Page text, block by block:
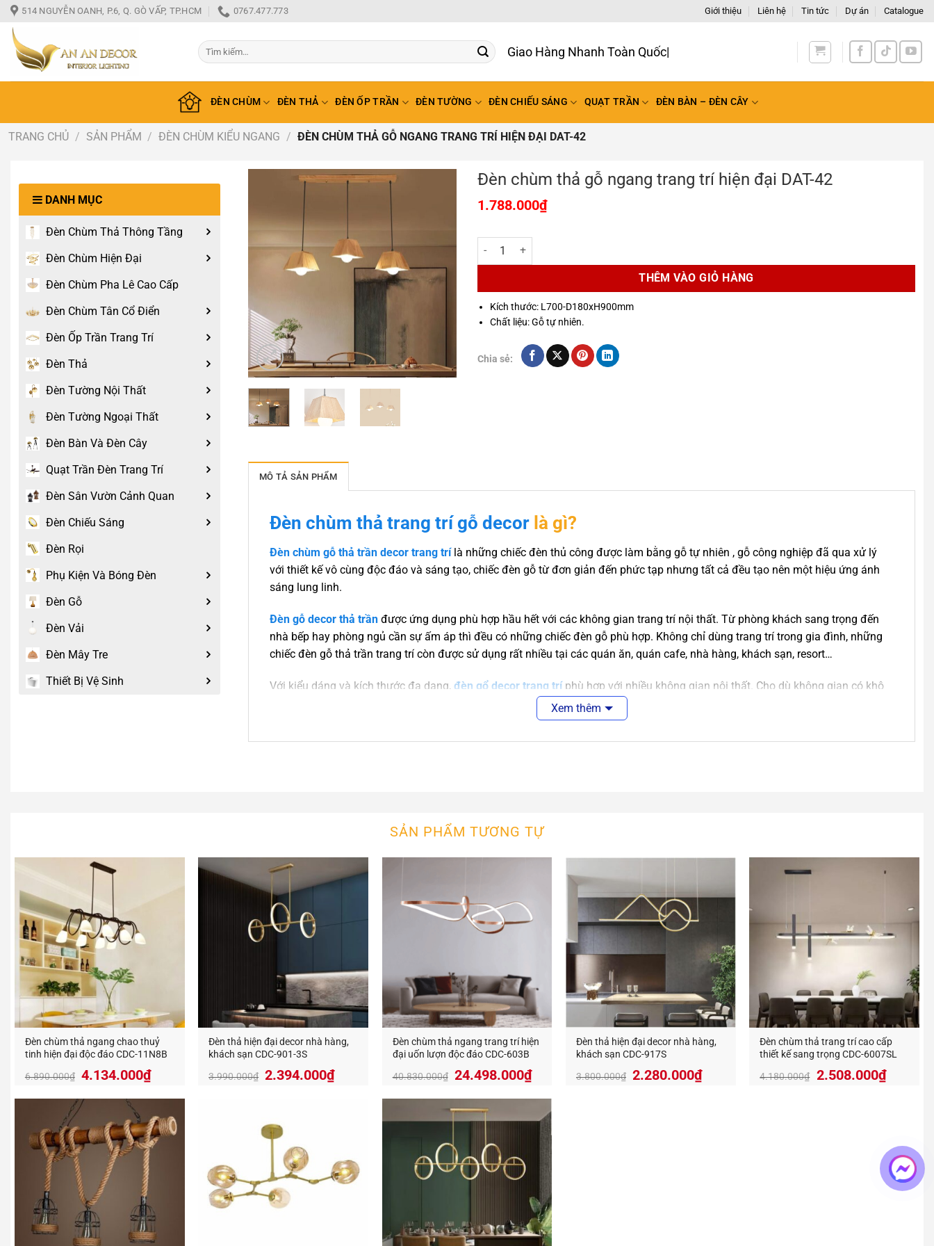
Bỏ
qua
nội
dung
514 NGUYỄN OANH, P.6, Q. GÒ VẤP, TP.HCM 0767.477.773 Giới thiệu Liên hệ Tin tức Dự án Catalogue
Tìm
kiếm:
Giao Hàng Nhanh Toàn Quốc
ĐÈN CHÙM ĐÈN THẢ ĐÈN ỐP TRẦN ĐÈN TƯỜNG ĐÈN CHIẾU SÁNG QUẠT TRẦN ĐÈN BÀN – ĐÈN CÂY
TRANG CHỦ / SẢN PHẨM / ĐÈN CHÙM KIỂU NGANG / ĐÈN CHÙM THẢ GỖ NGANG TRANG TRÍ HIỆN ĐẠI DAT-42
DANH MỤC
Đèn Chùm Thả Thông Tầng
Đèn Chùm Hiện Đại
Đèn Chùm Pha Lê Cao Cấp
Đèn Chùm Tân Cổ Điển
Đèn Ốp Trần Trang Trí
Đèn Thả
Đèn Tường Nội Thất
Đèn Tường Ngoại Thất
Đèn Bàn Và Đèn Cây
Quạt Trần Đèn Trang Trí
Đèn Sân Vườn Cảnh Quan
Đèn Chiếu Sáng
Đèn Rọi
Phụ Kiện Và Bóng Đèn
Đèn Gỗ
Đèn Vải
Đèn Mây Tre
Thiết Bị Vệ Sinh
Đèn chùm thả gỗ ngang trang trí hiện đại DAT-42
1.788.000₫
Đèn chùm thả gỗ ngang trang trí hiện đại DAT-42 số lượng
THÊM VÀO GIỎ HÀNG
Kích thước: L700-D180xH900mm
Chất liệu: Gỗ tự nhiên.
Chia sẻ:
MÔ TẢ SẢN PHẨM
Đèn chùm thả trang trí gỗ decor là gì?
Đèn chùm gỗ thả trần decor trang trí là những chiếc đèn thủ công được làm bằng gỗ tự nhiên , gỗ công nghiệp đã qua xử lý
với thiết kế vô cùng độc đáo và sáng tạo, chiếc đèn gỗ từ đơn giản đến phức tạp nhưng tất cả đều tạo nên một hiệu ứng ánh
sáng lung linh.
Đèn gỗ decor thả trần được ứng dụng phù hợp hầu hết với các không gian trang trí nội thất. Từ phòng khách sang trọng đến
nhà bếp hay phòng ngủ cần sự ấm áp thì đều có những chiếc đèn gỗ phù hợp. Không chỉ dùng trang trí trong gia đình, những
chiếc đèn gỗ thả trần trang trí còn được sử dụng rất nhiều tại các quán ăn, quán cafe, nhà hàng, khách sạn, resort…
Với kiểu dáng và kích thước đa dạng, đèn gổ decor trang tríphù hợp với nhiều không gian nội thất. Cho dù không gian có khô
khan hay cứng nhắc đến đâu thì sự xuất hiện của đèn trang trí cũng sẽ mang đến sự cân bằng, tạo cảm giác nhẹ nhàng, trang
Xem thêm
SẢN PHẨM TƯƠNG TỰ
Đèn chùm thả ngang chao thuỷ
tinh hiện đại độc đáo CDC-11N8B
6.890.000₫ Giá
là:
6.890.000₫.
4.134.000₫Giá
hiện
tại
là:
4.134.000₫.
Đèn thả hiện đại decor nhà hàng,
khách sạn CDC-901-3S
3.990.000₫ Giá
2.394.000₫Giá
Đèn chùm thả ngang trang trí hiện
đại uốn lượn độc đáo CDC-603B
40.830.000₫ 24.498.000₫
Đèn thả hiện đại decor nhà hàng,
khách sạn CDC-917S
3.800.000₫ Giá
2.280.000₫Giá
Đèn chùm thả trang trí cao cấp
thiết kế sang trọng CDC-6007SL
4.180.000₫
Giá
2.508.000₫Giá
hiện